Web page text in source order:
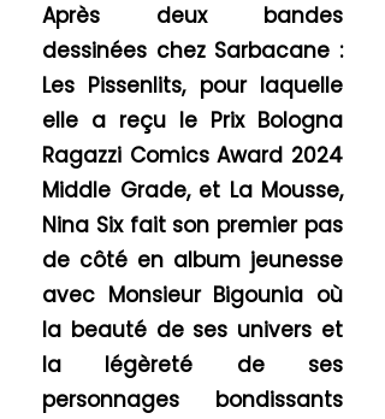
Après deux bandes
dessinées chez Sarbacane :
Les Pissenlits, pour laquelle
elle a reçu le Prix Bologna
Ragazzi Comics Award 2024
Middle Grade, et La Mousse,
Nina Six fait son premier pas
de côté en album jeunesse
avec Monsieur Bigounia où
la beauté de ses univers et
la légèreté de ses
personnages bondissants